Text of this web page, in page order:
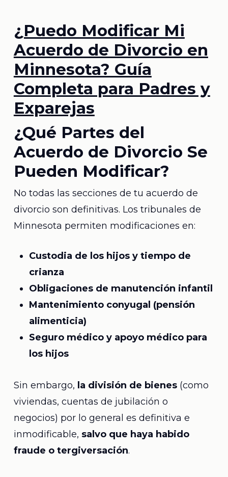
¿Puedo Modificar Mi
Acuerdo de Divorcio en
Minnesota? Guía
Completa para Padres y
Exparejas
¿Qué Partes del
Acuerdo de Divorcio Se
Pueden Modificar?
No todas las secciones de tu acuerdo de
divorcio son definitivas. Los tribunales de
Minnesota permiten modificaciones en:
Custodia de los hijos y tiempo de
crianza
Obligaciones de manutención infantil
Mantenimiento conyugal (pensión
alimenticia)
Seguro médico y apoyo médico para
los hijos
Sin embargo, la división de bienes(como
viviendas, cuentas de jubilación o
negocios) por lo general es definitiva e
inmodificable, salvo que haya habido
fraude o tergiversación.